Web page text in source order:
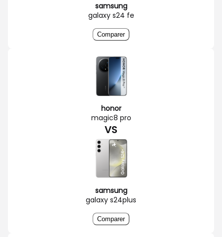
samsung
galaxy s24 fe
Comparer
honor
magic8 pro
VS
samsung
galaxy s24plus
Comparer